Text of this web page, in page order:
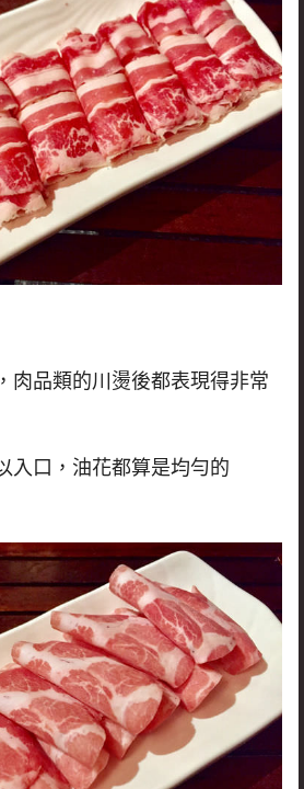
，肉品類的川燙後都表現得非常
入口，油花都算是均勻的